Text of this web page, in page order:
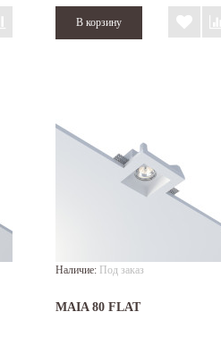
Наличие: Под заказ
MAIA 80 FLAT